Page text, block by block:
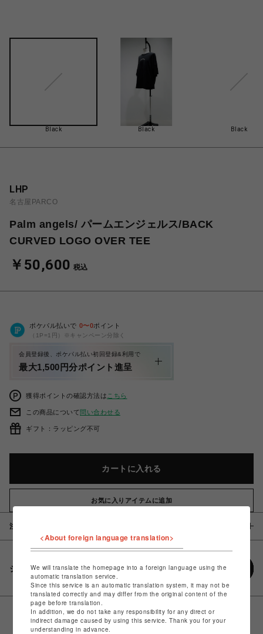
Black Black Black
LHP
名古屋PARCO
Palm angels/ パームエンジェルス/BACK
CURVED LOGO OVER TEE
￥50,600 税込
ポケパル払いで 0〜0ポイント
（1P=1円）※キャンペーン分除く
会員登録後、ポケパル払い初回登録&利用で
最大1,500円分ポイント進呈
獲得ポイントの確認方法は こちら
この商品について問い合わせる
ギフト：ラッピング不可
カートに入れる
お気に入りアイテムに追加
注意事項
シェアする
<About foreign language translation>
We will translate the homepage into a foreign language using the
automatic translation service.
Since this service is an automatic translation system, it may not be
translated correctly and may differ from the original content of the
page before translation.
In addition, we do not take any responsibility for any direct or
indirect damage caused by using this service. Thank you for your
understanding in advance.